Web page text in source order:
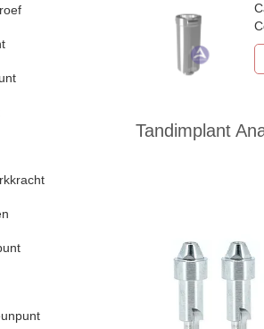
Tandimplant